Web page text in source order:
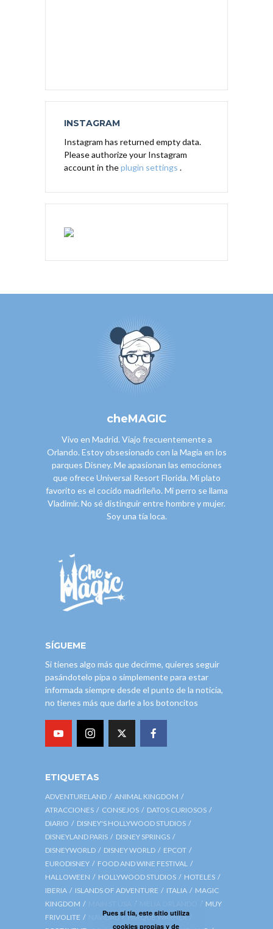
INSTAGRAM
Instagram has returned empty data.
Please authorize your Instagram
account in theplugin settings .
cheMAGIC
Vivo en Madrid. Viajo frecuentemente a
Orlando. Estoy obsesionado con la Magia en los
parques Disney. Me apasionan las emociones
que ofrece Universal Resort Florida. Mi plato
favorito es el cocido madrileño. Mi perro se llama
Vladimir. No sé distinguir entre hombre y mujer.
Soy una tía loca.
SÍGUEME
Si tienes algo más que decirme, quieres seguir
pasándotelo pipa o simplemente para estar
informada siempre desde el punto de la noticia,
no tienes más que darle a los botoncitos
ETIQUETAS
ADVENTURELAND
ANIMAL KINGDOM
ATRACCIONES
CONSEJOS
DATOS CURIOSOS
DIARIO
DISNEY'S HOLLYWOOD STUDIOS
DISNEYLAND PARIS
DISNEY SPRINGS
DISNEYWORLD
DISNEY WORLD
EPCOT
EURODISNEY
FOOD AND WINE FESTIVAL
HALLOWEEN
HOLLYWOOD STUDIOS
HOTELES
IBERIA
ISLANDS OF ADVENTURE ITALIA
MAGIC
KINGDOM
MUY
FRIVOLITE
NAVIDAD
PARQUE WARNER
Pues sí tía, este sitio utiliza
cookies propias y de